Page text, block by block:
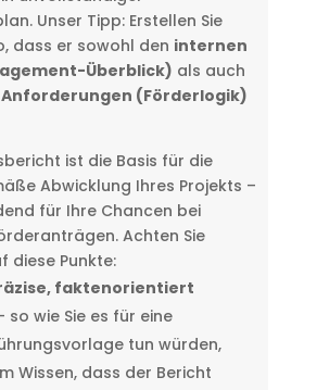
Unser Tipp: Erstellen Sie
dass er sowohl den internen
Überblick) als auch
(Förderlogik)
ist die Basis für die
Abwicklung Ihres Projekts –
für Ihre Chancen bei
Achten Sie
diese Punkte:
faktenorientiert
so wie Sie es für eine
tun würden,
Wissen, dass der Bericht